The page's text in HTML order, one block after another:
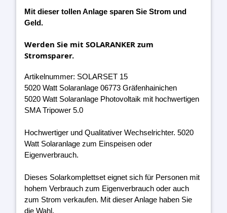
Mit dieser tollen Anlage sparen Sie Strom und
Geld.
Werden Sie mit SOLARANKER zum
Stromsparer.
Artikelnummer: SOLARSET 15
5020 Watt Solaranlage 06773 Gräfenhainichen
5020 Watt Solaranlage Photovoltaik mit hochwertigen
SMA Tripower 5.0
Hochwertiger und Qualitativer Wechselrichter. 5020
Watt Solaranlage zum Einspeisen oder
Eigenverbrauch.
Dieses Solarkomplettset eignet sich für Personen mit
hohem Verbrauch zum Eigenverbrauch oder auch
zum Strom verkaufen. Mit dieser Anlage haben Sie
die Wahl.